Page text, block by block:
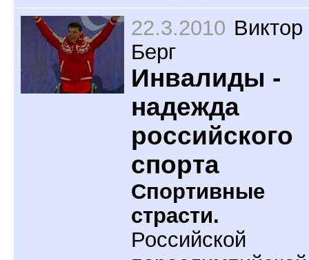
22.3.2010 Виктор
Берг
Инвалиды -
надежда
российского
спорта
Спортивные
страсти.
Российской